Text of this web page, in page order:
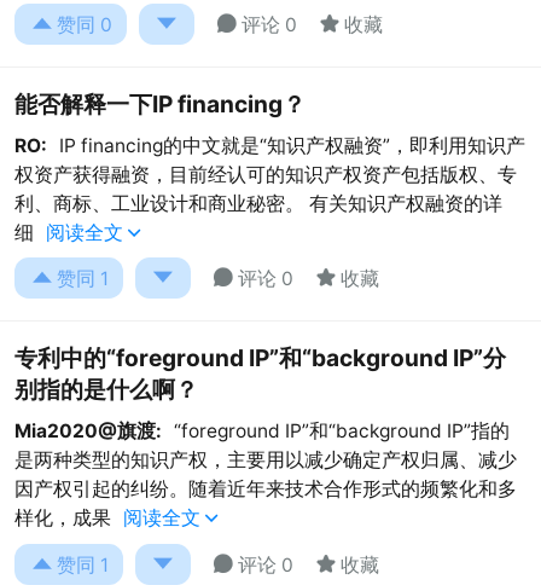
 赞同 0   评论 0  收藏
能否解释一下IP financing？
RO:
IP financing的中文就是“知识产权融资”，即利用知识产
权资产获得融资，目前经认可的知识产权资产包括版权、专
利、商标、工业设计和商业秘密。 有关知识产权融资的详
细
阅读全文 
 赞同 1   评论 0  收藏
专利中的“foreground IP”和“background IP”分
别指的是什么啊？
Mia2020@旗渡: “foreground IP”和“background IP”指的
是两种类型的知识产权，主要用以减少确定产权归属、减少
因产权引起的纠纷。随着近年来技术合作形式的频繁化和多
样化，成果 阅读全文 
 赞同 1   评论 0  收藏